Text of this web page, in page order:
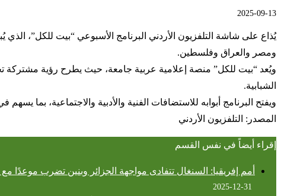
2025-09-13
يُذاع على شاشة التلفزيون الأردني البرنامج الأسبوعي “بيت للكل”،
ومصر والعراق وفلسطين.
ويُعد “بيت للكل” منصة إعلامية عربية جامعة، حيث يطرح رؤية مشتركة
الشبابية.
ويفتح البرنامج أبوابه للاستضافات الفنية والأدبية والاجتماعية، بما
المصدر: التلفزيون الأردني
إقراء أيضاً في نفس القسم
أمم إفريقيا: السنغال تتفادى مواجهة الجزائر وبنين تضرب موعدًا
2025-12-31